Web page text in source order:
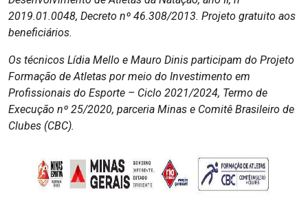
2019.01.0048, Decreto nº 46.308/2013. Projeto gratuito aos
beneficiários.
Os técnicos Lídia Mello e Mauro Dinis participam do Projeto
Formação de Atletas por meio do Investimento em
Profissionais do Esporte – Ciclo 2021/2024, Termo de
Execução nº 25/2020, parceria Minas e Comitê Brasileiro de
Clubes (CBC).